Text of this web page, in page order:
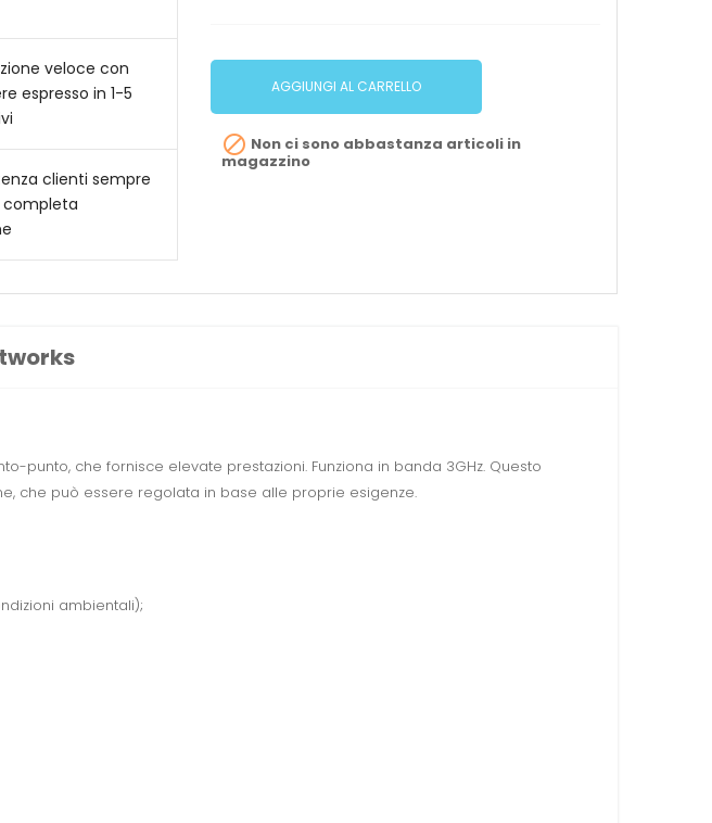
AGGIUNGI AL CARRELLO
 Non ci sono abbastanza articoli in
magazzino
veloce con
espresso in 1-5
clienti sempre
punto, che fornisce elevate prestazioni. Funziona in banda 3GHz. Questo
che può essere regolata in base alle proprie esigenze.
ambientali);